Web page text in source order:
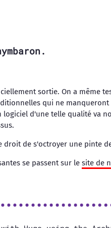
sortie. On a même
qui ne
d'une telle qualité va
droit de s'octroyer une pinte
se passent sur le site de